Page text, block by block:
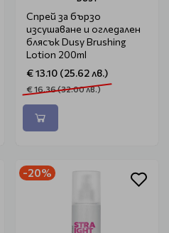
Спрей за бързо
изсушаване и огледален
блясък Dusy Brushing
Lotion 200ml
€ 13.10 (25.62 лв.)
€ 16.36 (32.00 лв.)
-20%